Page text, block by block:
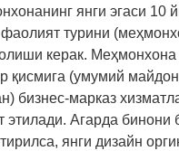
янги эгаси 10
турини
керак. Меҳмонхона
қисмига (умумий
бизнес-марказ
этилади. Агарда бинони
янги дизайн